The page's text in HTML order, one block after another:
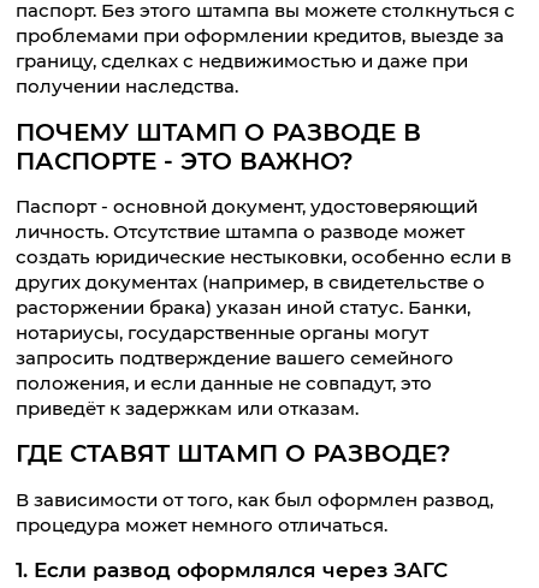
паспорт. Без этого штампа вы можете столкнуться с
проблемами при оформлении кредитов, выезде за
границу, сделках с недвижимостью и даже при
получении наследства.
ПОЧЕМУ ШТАМП О РАЗВОДЕ В
ПАСПОРТЕ - ЭТО ВАЖНО?
Паспорт - основной документ, удостоверяющий
личность. Отсутствие штампа о разводе может
создать юридические нестыковки, особенно если в
других документах (например, в свидетельстве о
расторжении брака) указан иной статус. Банки,
нотариусы, государственные органы могут
запросить подтверждение вашего семейного
положения, и если данные не совпадут, это
приведёт к задержкам или отказам.
ГДЕ СТАВЯТ ШТАМП О РАЗВОДЕ?
В зависимости от того, как был оформлен развод,
процедура может немного отличаться.
1. Если развод оформлялся через ЗАГС